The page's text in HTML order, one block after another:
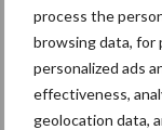
process the
browsing data, for
personalized ads
effectiveness,
geolocation data,
Primaire
Sidebar
Recent